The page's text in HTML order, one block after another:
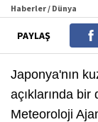
Haberler / Dünya
PAYLAŞ
Japonya'nın
açıklarında
Meteoroloji